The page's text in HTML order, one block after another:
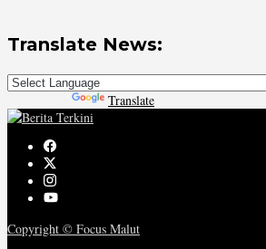
Translate News:
Translate
Copyright © Focus Malut